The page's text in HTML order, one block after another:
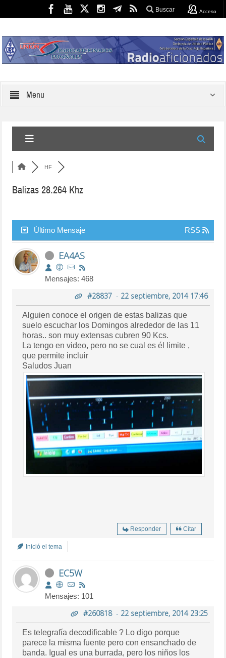
Buscar Acceso
Menu
HF
Balizas 28.264 Khz
Último Mensaje RSS
EA4AS
Mensajes: 468
#28837- 22 septiembre, 2014 17:46
Alguien conoce el origen de estas balizas que
suelo escuchar los Domingos alrededor de las 11
horas.. son muy extensas cubren 90 Kcs.
La tengo en video, pero no se cual es él limite ,
que permite incluir
Saludos Juan
Responder Citar
Inició el tema
EC5W
Mensajes: 101
#260818- 22 septiembre, 2014 23:25
Es telegrafía decodificable ? Lo digo porque
parece la misma fuente pero con ensanchado de
banda. Igual es una burrada, pero los niños los